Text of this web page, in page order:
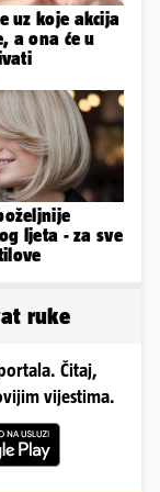
uz koje akcija
a ona će u
ljeta - za sve
ruke
Čitaj,
vijestima.